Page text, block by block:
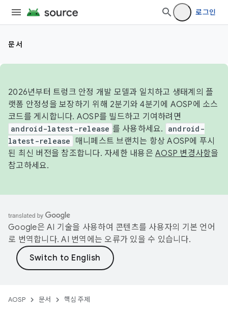
로그인
문서
2026년부터 트렁크 안정 개발 모델과 일치하고 생태계의 플
랫폼 안정성을 보장하기 위해 2분기와 4분기에 AOSP에 소스
코드를 게시합니다. AOSP를 빌드하고 기여하려면
android-latest-release 를 사용하세요.
android-
latest-release
매니페스트 브랜치는 항상 AOSP에 푸시
된 최신 버전을 참조합니다. 자세한 내용은 AOSP 변경사항을
참고하세요.
Google은 AI 기술을 사용하여 콘텐츠를 사용자의 기본 언어
로 번역합니다. AI 번역에는 오류가 있을 수 있습니다.
AOSP 문서 핵심 주제